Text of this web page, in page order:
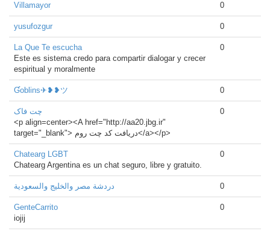
Villamayor 0
yusufozgur 0
La Que Te escucha
Este es sistema credo para compartir dialogar y crecer
espiritual y moralmente
0
Ɠoblins✈❥❥ツ 0
چت فاک
<p align=center><A href="http://aa20.jbg.ir"
target="_blank"> دريافت كد چت روم</a></p>
0
Chatearg LGBT
Chatearg Argentina es un chat seguro, libre y gratuito.
0
دردشة مصر والخليج والسعودية 0
GenteCarrito
iojij
0